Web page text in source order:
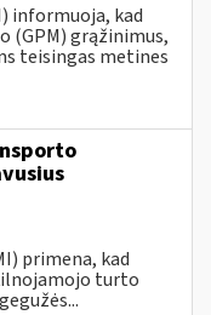
informuoja, kad
(GPM) grąžinimus,
teisingas metines
primena, kad
turto